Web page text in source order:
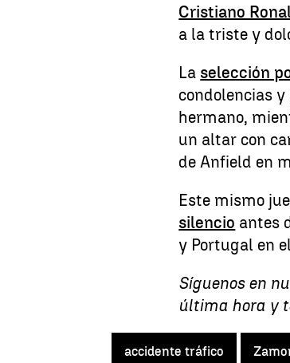
Cristiano
a la triste y
La selección
condolencias
hermano,
un altar con
de Anfield en
Este mismo
silencio antes
y Portugal en
Síguenos en
última hora y
accidente tráfico